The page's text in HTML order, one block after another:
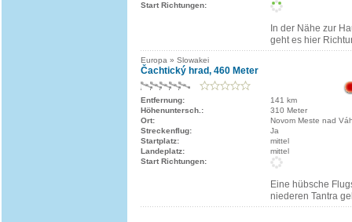
Start Richtungen:
In der Nähe zur
geht es hier
Europa » Slowakei
Čachtický hrad, 460 Meter
Entfernung:
141 km
Höhenuntersch.:
310 Meter
Ort:
Novom Meste nad
Streckenflug:
Ja
Startplatz:
mittel
Landeplatz:
mittel
Start Richtungen:
Eine hübsche
niederen Tantra